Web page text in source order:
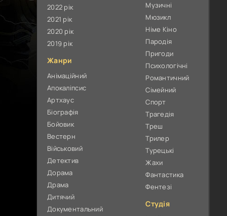
2022 рік
2021 рік
2020 рік
2019 рік
Жанри
Анімаційний
Апокаліпсис
Артхаус
Біографія
Бойовик
Вестерн
Військовий
Детектив
Дорама
Драма
Дитячий
Документальний
Музичні
Мюзикл
Німе Кіно
Пародія
Пригоди
Психологічні
Романтичний
Сімейний
Спорт
Трагедія
Треш
Трилер
Турецькі
Жахи
Фантастика
Фентезі
Студія